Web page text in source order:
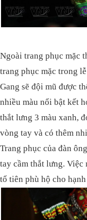
Ngoài trang phục mặc
trang phục mặc trong
Gang sẽ đội mũ được
nhiều màu nổi bật kết
thắt lưng 3 màu xanh,
vòng tay và có thêm
Trang phục của đàn
tay cầm thắt lưng. Việc
tổ tiên phù hộ cho